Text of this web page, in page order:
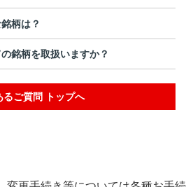
柄は？
銘柄を取扱いますか？
るご質問 トップへ